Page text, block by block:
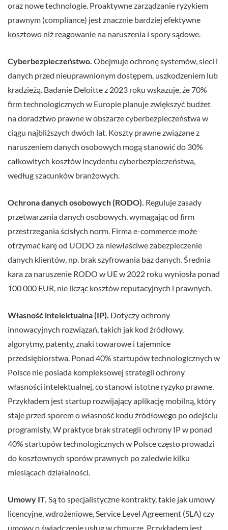
oraz nowe technologie. Proaktywne zarządzanie ryzykiem
prawnym (compliance) jest znacznie bardziej efektywne
kosztowo niż reagowanie na naruszenia i spory sądowe.
Cyberbezpieczeństwo. Obejmuje ochronę systemów, sieci i
danych przed nieuprawnionym dostępem, uszkodzeniem lub
kradzieżą. Badanie Deloitte z 2023 roku wskazuje, że 70%
firm technologicznych w Europie planuje zwiększyć budżet
na doradztwo prawne w obszarze cyberbezpieczeństwa w
ciągu najbliższych dwóch lat. Koszty prawne związane z
naruszeniem danych osobowych mogą stanowić do 30%
całkowitych kosztów incydentu cyberbezpieczeństwa,
według szacunków branżowych.
Ochrona danych osobowych (RODO). Reguluje zasady
przetwarzania danych osobowych, wymagając od firm
przestrzegania ścisłych norm. Firma e-commerce może
otrzymać karę od UODO za niewłaściwe zabezpieczenie
danych klientów, np. brak szyfrowania baz danych. Średnia
kara za naruszenie RODO w UE w 2022 roku wyniosła ponad
100 000 EUR, nie licząc kosztów reputacyjnych i prawnych.
Własność intelektualna (IP). Dotyczy ochrony
innowacyjnych rozwiązań, takich jak kod źródłowy,
algorytmy, patenty, znaki towarowe i tajemnice
przedsiębiorstwa. Ponad 40% startupów technologicznych w
Polsce nie posiada kompleksowej strategii ochrony
własności intelektualnej, co stanowi istotne ryzyko prawne.
Przykładem jest startup rozwijający aplikację mobilną, który
staje przed sporem o własność kodu źródłowego po odejściu
programisty. W praktyce brak strategii ochrony IP w ponad
40% startupów technologicznych w Polsce często prowadzi
do kosztownych sporów prawnych po zaledwie kilku
miesiącach działalności.
Umowy IT. Są to specjalistyczne kontrakty, takie jak umowy
licencyjne, wdrożeniowe, Service Level Agreement (SLA) czy
umowy o świadczenie usług w chmurze. Przykładem jest